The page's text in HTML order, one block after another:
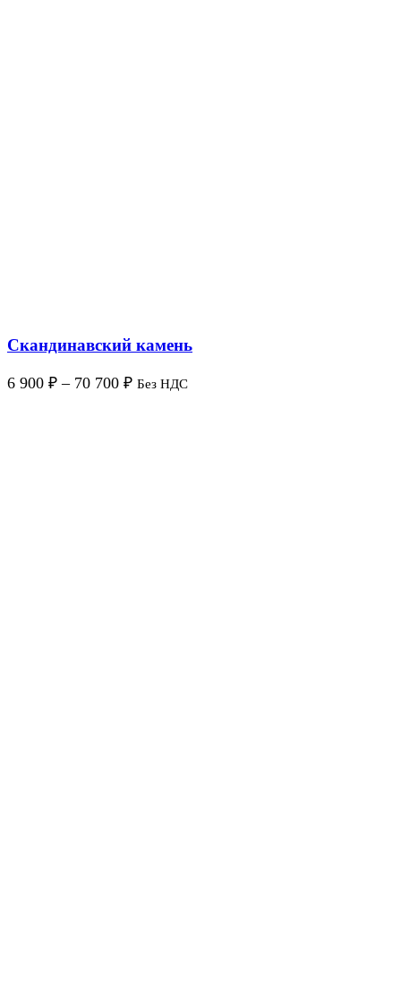
Скандинавский камень
6 900 ₽ – 70 700 ₽ Без НДС